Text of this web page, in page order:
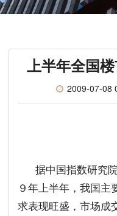
上半年全国
2009-07-08
据中国指数研究
９年上半年，我国主
求表现旺盛，市场成